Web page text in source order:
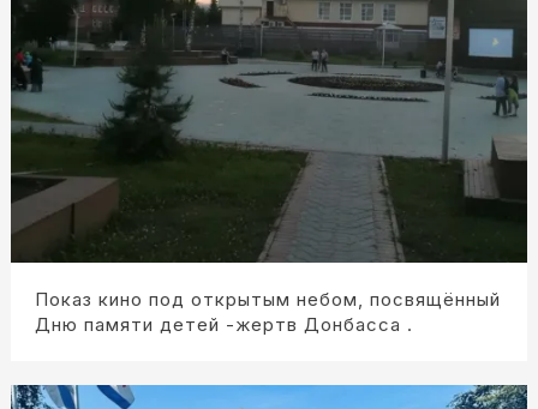
Показ кино под открытым небом, посвящённый
Дню памяти детей -жертв Донбасса .